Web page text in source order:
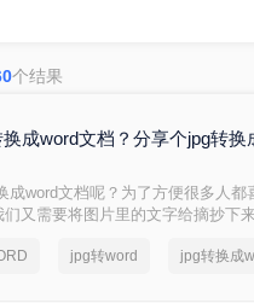
个结果
换成word文档？分享个jpg转
成word文档呢？为了方便很多人
们又需要将图片里的文字给摘抄下
复制粘贴，只能一个个抄下来，但
jpg转word jpg转换成